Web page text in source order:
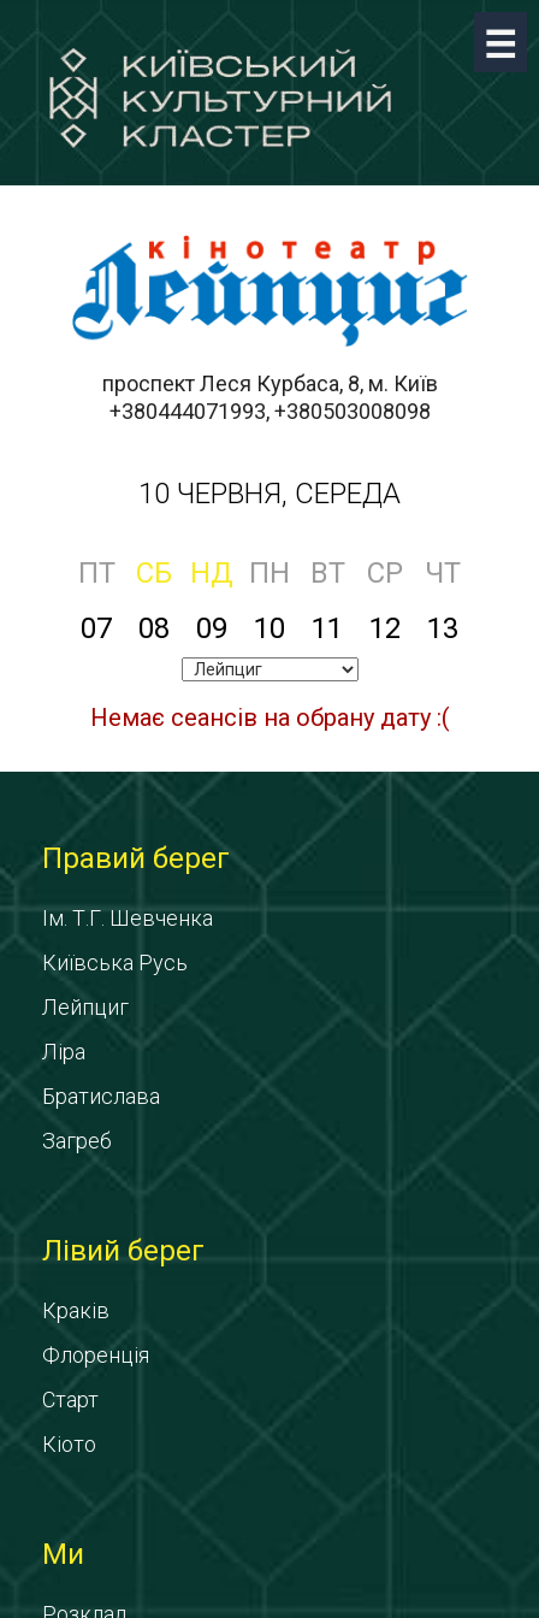
проспект Леся Курбаса, 8, м. Київ
+380444071993, +380503008098
10 ЧЕРВНЯ, СЕРЕДА
ПТ СБ НД ПН ВТ СР
ЧТ
07
08 09 10 11 12 13
Немає сеансів на обрану дату :(
Правий берег
Ім. Т.Г. Шевченка
Київська Русь
Лейпциг
Ліра
Братислава
Загреб
Лівий берег
Краків
Флоренція
Старт
Кіото
Ми